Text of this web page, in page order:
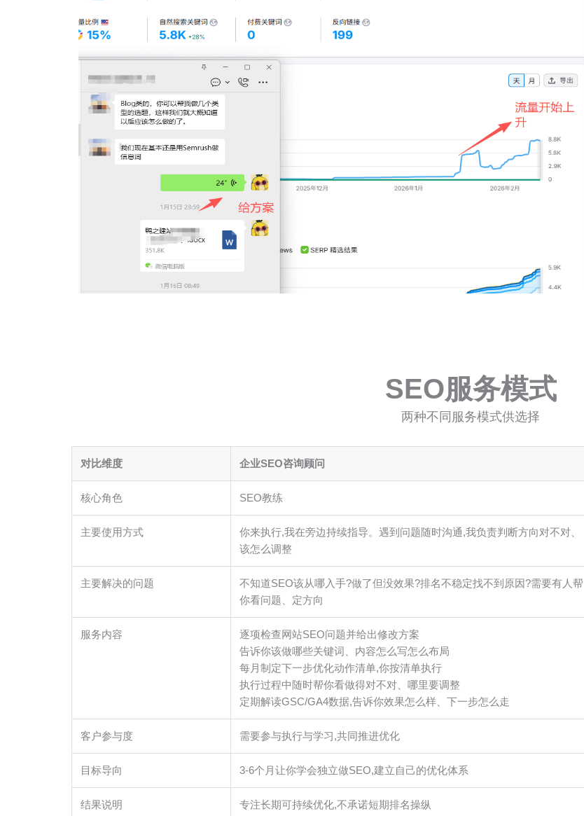
SEO服务模式
两种不同服务模式供选择
对比维度 企业SEO咨询顾问
核心角色 SEO教练
主要使用方式
你来执行,我在旁边持续指导。遇到问题随时沟通,我负责判断方向对不对、
该怎么调整
主要解决的问题
不知道SEO该从哪入手?做了但没效果?排名不稳定找不到原因?需要有人帮
你看问题、定方向
服务内容
逐项检查网站SEO问题并给出修改方案
告诉你该做哪些关键词、内容怎么写怎么布局
每月制定下一步优化动作清单,你按清单执行
执行过程中随时帮你看做得对不对、哪里要调整
定期解读GSC/GA4数据,告诉你效果怎么样、下一步怎么走
客户参与度 需要参与执行与学习,共同推进优化
目标导向 3-6个月让你学会独立做SEO,建立自己的优化体系
结果说明 专注长期可持续优化,不承诺短期排名操纵